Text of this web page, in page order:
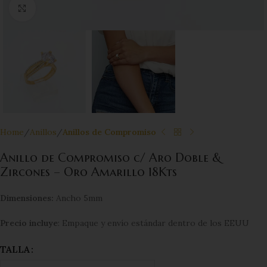
Home Anillos Anillos de Compromiso
Anillo de Compromiso c/ Aro Doble &
Zircones – Oro Amarillo 18Kts
Dimensiones: Ancho 5mm
Precio incluye: Empaque y envío estándar dentro de los EEUU
TALLA